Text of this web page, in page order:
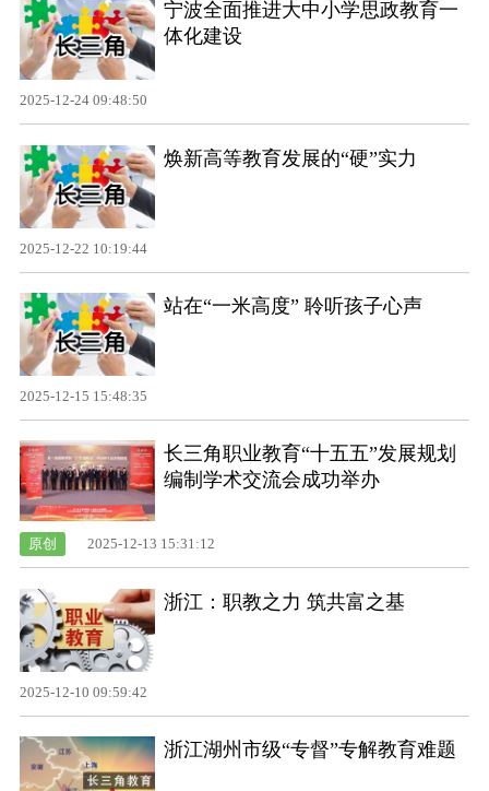
宁波全面推进大中小学思政教育一
体化建设
2025-12-24 09:48:50
焕新高等教育发展的“硬”实力
2025-12-22 10:19:44
站在“一米高度” 聆听孩子心声
2025-12-15 15:48:35
长三角职业教育“十五五”发展规划
编制学术交流会成功举办
原创 2025-12-13 15:31:12
浙江：职教之力 筑共富之基
2025-12-10 09:59:42
浙江湖州市级“专督”专解教育难题